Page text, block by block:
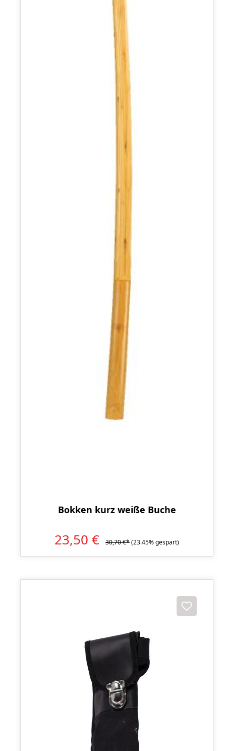
Bokken kurz weiße Buche
23,50 € 30,70 €*(23.45% gespart)